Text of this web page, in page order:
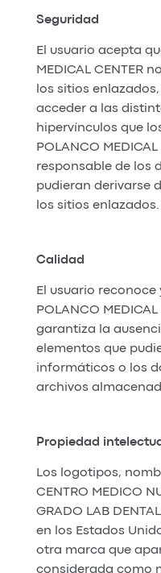
Seguridad
El usuario acepta
MEDICAL CENTER
los sitios
acceder a las
hipervínculos que
POLANCO
responsable de los
pudieran derivarse
los sitios enlazados.
Calidad
El usuario reconoce
POLANCO
garantiza la
elementos que
informáticos o los
archivos
Propiedad
Los logotipos,
CENTRO MEDICO
GRADO LAB
en los Estados
otra marca que
considerada como